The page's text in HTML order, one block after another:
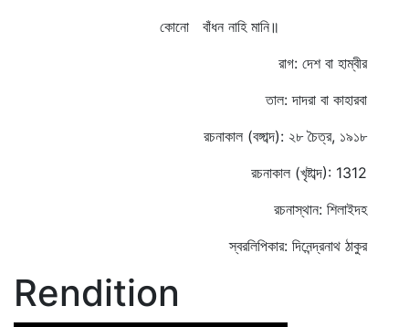
কোনো বাঁধন নাহি মানি॥
রাগ: দেশ বা হাম্বীর
তাল: দাদরা বা কাহারবা
রচনাকাল (বঙ্গাব্দ): ২৮ চৈত্র, ১৯১৮
রচনাকাল (খৃষ্টাব্দ): 1312
রচনাস্থান: শিলাইদহ
স্বরলিপিকার: দিনেন্দ্রনাথ ঠাকুর
Rendition